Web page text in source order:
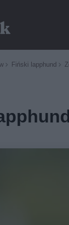
Fiński lapphund